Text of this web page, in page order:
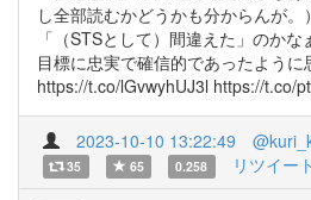
し全部読むかどうかも分からんが
「（STSとして）間違えた」のか
目標に忠実で確信的であったように
https://t.co/lGvwyhUJ3l https://t.co/
2023-10-10 13:22:49
35 65 0.258 リツイー